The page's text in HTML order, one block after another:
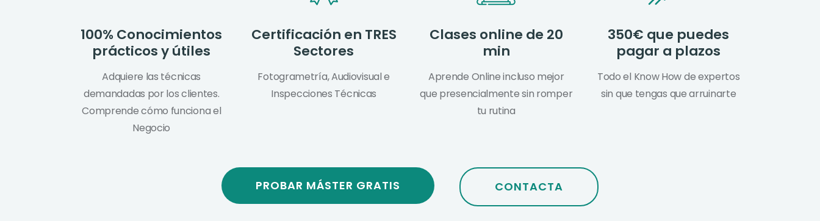
100% Conocimientos
prácticos y útiles
Adquiere las técnicas
demandadas por los clientes.
Comprende cómo funciona el
Negocio
Certificación en TRES
Sectores
Fotogrametría, Audiovisual e
Inspecciones Técnicas
Clases online de 20
min
Aprende Online incluso mejor
que presencialmente sin romper
tu rutina
350€ que puedes
pagar a plazos
Todo el Know How de expertos
sin que tengas que arruinarte
PROBAR MÁSTER GRATIS CONTACTA